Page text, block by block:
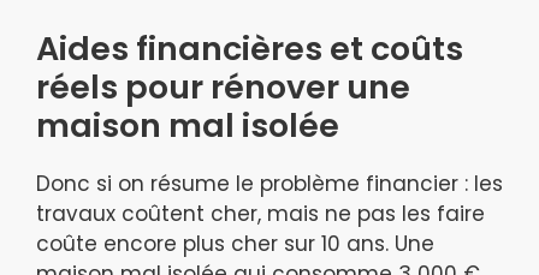
Aides financières et coûts
réels pour rénover une
maison mal isolée
Donc si on résume le problème financier : les
travaux coûtent cher, mais ne pas les faire
coûte encore plus cher sur 10 ans. Une